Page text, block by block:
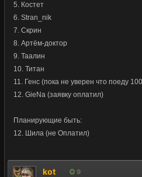
5. Костет
6. Stran_nik
7. Скрин
8. Артём-доктор
9. Таалин
10. Титан
11. Генс (пока не уверен что поеду
12. GieNa (заявку оплатил)
Планирующие быть:
12. Шила (не Оплатил)
kot 9